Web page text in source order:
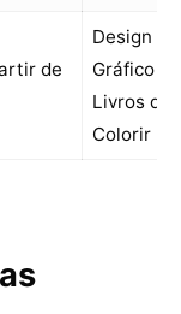
de
Design
Gráfico e
Livros de
Colorir